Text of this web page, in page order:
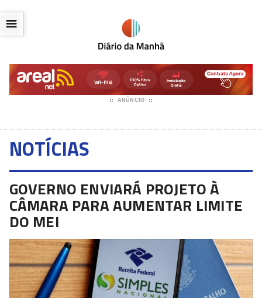
ANÚNCIO
☰
NOTÍCIAS
GOVERNO ENVIARÁ PROJETO À
CÂMARA PARA AUMENTAR LIMITE
DO MEI